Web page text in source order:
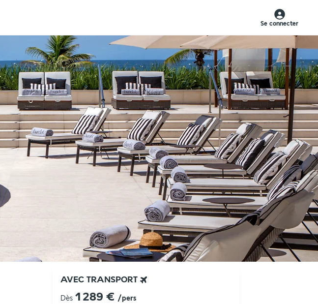
Se connecter
AVEC TRANSPORT
Dès 1 289 € /pers